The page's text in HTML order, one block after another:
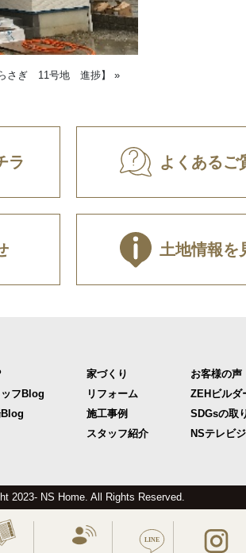
らさぎ 11号地 進捗】
»
ラ よくあるご
土地情報を
フBlog
家づくり
リフォーム
施工事例
スタッフ紹介
お客様の声
ZEHビルダ
SDGsの取
NSテレビ
2023- NS Home. All Rights Reserved.